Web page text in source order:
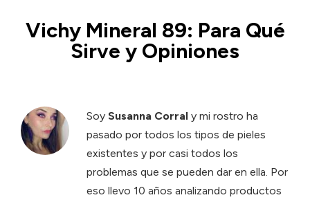
Vichy Mineral 89: Para Qué
Sirve y Opiniones
Soy Susanna Corral y mi rostro ha
pasado por todos los tipos de pieles
existentes y por casi todos los
problemas que se pueden dar en ella. Por
eso llevo 10 años analizando productos